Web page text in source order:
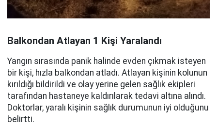
Balkondan Atlayan 1 Kişi Yaralandı
Yangın sırasında panik halinde evden çıkmak isteyen
bir kişi, hızla balkondan atladı. Atlayan kişinin kolunun
kırıldığı bildirildi ve olay yerine gelen sağlık ekipleri
tarafından hastaneye kaldırılarak tedavi altına alındı.
Doktorlar, yaralı kişinin sağlık durumunun iyi olduğunu
belirtti.